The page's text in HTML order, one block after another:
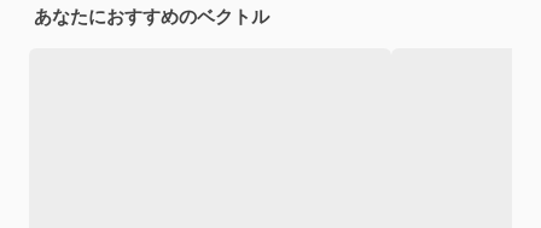
あなたにおすすめのベクトル